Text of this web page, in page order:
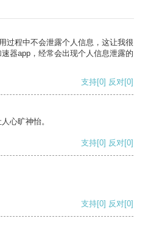
过程中不会泄露个人信息，这让我很
器app，经常会出现个人信息泄露的
支持[0] 反对[0]
心旷神怡。
支持[0] 反对[0]
支持[0] 反对[0]